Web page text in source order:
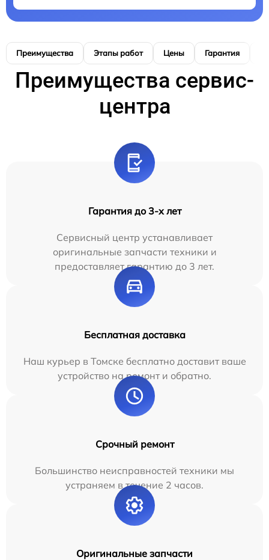
Преимущества Этапы работ Цены Гарантия
Преимущества сервис-
центра
Гарантия до 3-х лет
Сервисный центр устанавливает
оригинальные запчасти техники и
предоставляет гарантию до 3 лет.
Бесплатная доставка
Наш курьер в Томске бесплатно доставит ваше
устройство на ремонт и обратно.
Срочный ремонт
Большинство неисправностей техники мы
устраняем в течение 2 часов.
Оригинальные запчасти